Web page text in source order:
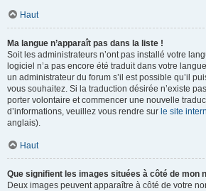
Haut
Ma langue n’apparaît pas dans la liste !
Soit les administrateurs n’ont pas installé votre
logiciel n’a pas encore été traduit dans votre
un administrateur du forum s’il est possible qu’il
vous souhaitez. Si la traduction désirée n’existe
porter volontaire et commencer une nouvelle
d’informations, veuillez vous rendre sur le site
anglais).
Haut
Que signifient les images situées à côté de mon
Deux images peuvent apparaître à côté de votre